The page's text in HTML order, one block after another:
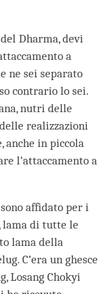
Dharma, devi
a
ne sei separato
contrario lo sei.
nutri delle
realizzazioni
anche in piccola
l’attaccamento a
affidato per i
di tutte le
lama della
C’era un ghesce
Losang Chokyi